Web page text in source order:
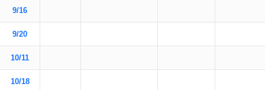
9/16
9/20
10/11
10/18